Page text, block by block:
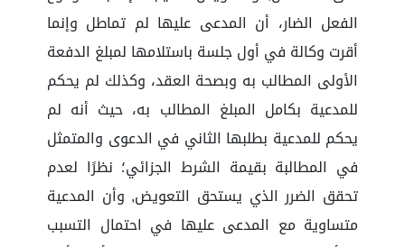
الفعل الضار، أن المدعى عليها لم تماطل وإنما
أقرت وكالة في أول جلسة باستلامها لمبلغ الدفعة
الأولى المطالب به وبصحة العقد، وكذلك لم يحكم
للمدعية بكامل المبلغ المطالب به، حيث أنه لم
يحكم للمدعية بطلبها الثاني في الدعوى والمتمثل
في المطالبة بقيمة الشرط الجزائي؛ نظرًا لعدم
تحقق الضرر الذي يستحق التعويض, وأن المدعية
متساوية مع المدعى عليها في احتمال التسبب